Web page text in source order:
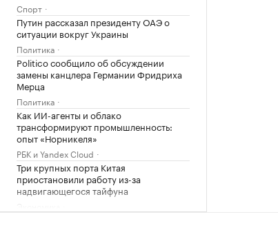
Спорт
Путин рассказал президенту ОАЭ о
ситуации вокруг Украины
Политика
Politico сообщило об обсуждении
замены канцлера Германии Фридриха
Мерца
Политика
Как ИИ-агенты и облако
трансформируют промышленность:
опыт «Норникеля»
РБК и Yandex Cloud
Три крупных порта Китая
приостановили работу из-за
надвигающегося тайфуна